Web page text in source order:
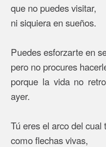
que no puedes visitar,
ni siquiera en sueños.
Puedes esforzarte en
pero no procures
porque la vida no
ayer.
Tú eres el arco del cual
como flechas vivas,